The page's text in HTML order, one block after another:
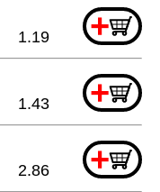
+
1.19
+
1.43
+
2.86